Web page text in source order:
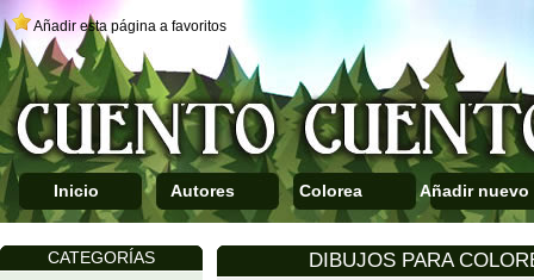
Añadir esta página a favoritos
Inicio Autores Colorea Añadir nuevo
CATEGORÍAS DIBUJOS PARA